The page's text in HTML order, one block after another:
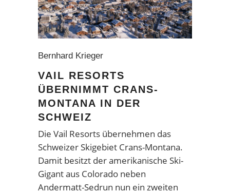
Bernhard Krieger
VAIL RESORTS
ÜBERNIMMT CRANS-
MONTANA IN DER
SCHWEIZ
Die Vail Resorts übernehmen das
Schweizer Skigebiet Crans-Montana.
Damit besitzt der amerikanische Ski-
Gigant aus Colorado neben
Andermatt-Sedrun nun ein zweiten